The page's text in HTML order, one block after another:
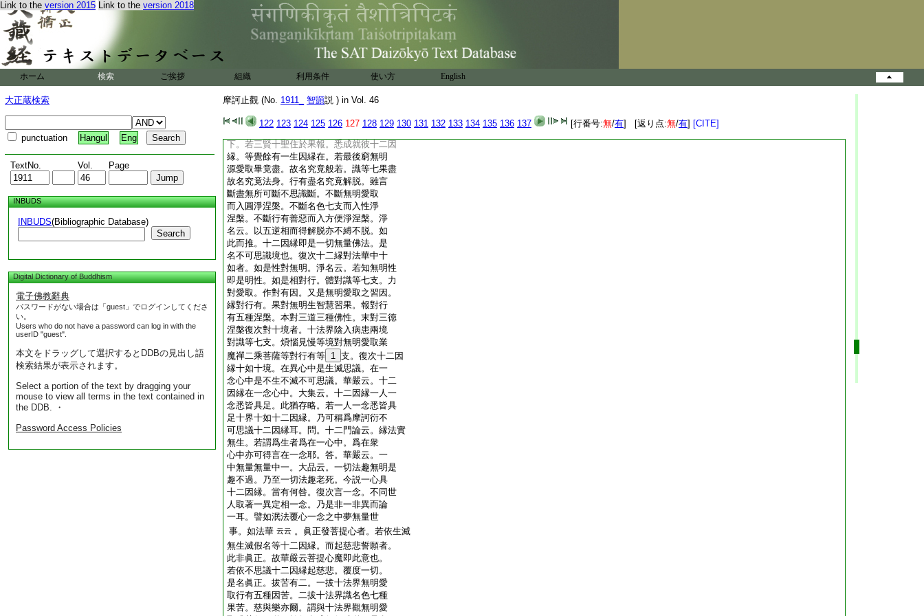
Link to the version 2015 Link to the version 2018
ホーム 検索 ご挨拶 組織 利用条件 使い方 English
大正蔵検索
punctuation Hangul Eng
TextNo. Vol. Page
INBUDS
INBUDS(Bibliographic Database)
Search
Digital Dictionary of Buddhism
電子佛教辭典
パスワードがない場合は「guest」でログインしてくださ
い。
Users who do not have a password can log in with the
userID "guest".
本文をドラッグして選択するとDDBの見出し語
検索結果が表示されます。
Select a portion of the text by dragging your
mouse to view all terms in the text contained in
the DDB. ・
Password Access Policies
摩訶止觀 (No. 1911_ 智顗説 ) in Vol. 46
122 123 124 125 126 127 128 129 130 131 132 133 134 135 136 137 [行番号:無/有] [返り点:無/有] [CITE]
闇法轉無明爲明業行是縛法變縛成解
脱。即三道是三徳。性得因時不縱不横。名
三佛性。修得果時不縱不横。如世伊字。名
三徳涅槃。淨名云。一切衆生即大涅槃。即是
佛即是菩提。乃此意也。是名上上智觀得
佛菩提。若五品未斷同學人。鐵輪長別苦
海同無學。雖復變易五根生福逈異。釋論
云。二乘受法性身諸根闇鈍。以其於佛道
紆迴故。若別圓能破無明直開苦道如實
之法。從實法得實報。直於行有具足諸
下。若三賢十聖住於果報。悉成就彼十二因
縁。等覺餘有一生因縁在。若最後窮無明
源愛取畢竟盡。故名究竟般若。識等七果盡
故名究竟法身。行有盡名究竟解脱。雖言
斷盡無所可斷不思識斷。不斷無明愛取
而入圓淨涅槃。不斷名色七支而入性淨
涅槃。不斷行有善惡而入方便淨涅槃。淨
名云。以五逆相而得解脱亦不縛不脱。如
此而推。十二因縁即是一切無量佛法。是
名不可思識境也。復次十二縁對法華中十
如者。如是性對無明。淨名云。若知無明性
即是明性。如是相對行。體對識等七支。力
對愛取。作對有因。又是無明愛取之習因。
縁對行有。果對無明生智慧習果。報對行
有五種涅槃。本對三道三種佛性。末對三徳
涅槃復次對十境者。十法界陰入病患兩境
對識等七支。煩惱見慢等境對無明愛取業
魔禪二乘菩薩等對行有等 1 支。復次十二因
縁十如十境。在異心中是生滅思議。在一
念心中是不生不滅不可思議。華嚴云。十二
因縁在一念心中。大集云。十二因縁一人一
念悉皆具足。此猶存略。若一人一念悉皆具
足十界十如十二因縁。乃可稱爲摩訶衍不
可思議十二因縁耳。問。十二門論云。縁法實
無生。若謂爲生者爲在一心中。爲在衆
心中亦可得言在一念耶。答。華嚴云。一
中無量無量中一。大品云。一切法趣無明是
趣不過。乃至一切法趣老死。今説一心具
十二因縁。當有何咎。復次言一念。不同世
人取著一異定相一念。乃是非一非異而論
一耳。譬如泯法覆心一念之中夢無量世
事。如法華 云云 。眞正發菩提心者。若依生滅
無生滅假名等十二因縁。而起慈悲誓願者。
此非眞正。故華嚴云菩提心魔即此意也。
若依不思議十二因縁起慈悲。覆度一切。
是名眞正。拔苦有二。一拔十法界無明愛
取行有五種因苦。二拔十法界識名色七種
果苦。慈與樂亦爾。謂與十法界觀無明愛